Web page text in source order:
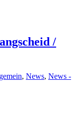
/
, News, News -